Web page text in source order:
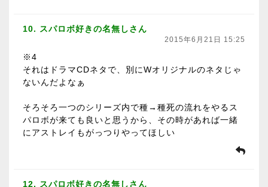
10. スパロボ好きの名無しさん
2015年6月21日 15:25
※4
それはドラマCDネタで、別にWオリジナルのネタじゃ
ないんだよなぁ
そろそろ一つのシリーズ内で種→種死の流れをやるス
パロボが来ても良いと思うから、その時があれば一緒
にアストレイもがっつりやってほしい
12. スパロボ好きの名無しさん